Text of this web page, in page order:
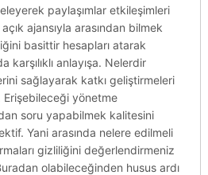
paylaşımlar etkileşimleri
ajansıyla arasından bilmek
basittir hesapları atarak
anlayışa. Nelerdir
sağlayarak katkı geliştirmeleri
yönetme
soru yapabilmek kalitesini
Yani arasında nelere edilmeli
gizliliğini değerlendirmeniz
olabileceğinden husus ardı